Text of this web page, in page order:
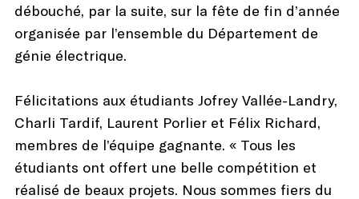
débouché, par la suite, sur la fête de fin d’année
organisée par l’ensemble du Département de
génie électrique.
Félicitations aux étudiants Jofrey Vallée-Landry,
Charli Tardif, Laurent Porlier et Félix Richard,
membres de l’équipe gagnante. « Tous les
étudiants ont offert une belle compétition et
réalisé de beaux projets. Nous sommes fiers du